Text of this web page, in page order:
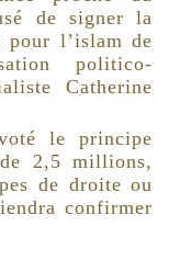
de signer la
pour l’islam de
politico-
Catherine
le principe
2,5 millions,
de droite ou
confirmer